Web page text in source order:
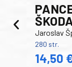
Jaroslav
280 str.
14,50